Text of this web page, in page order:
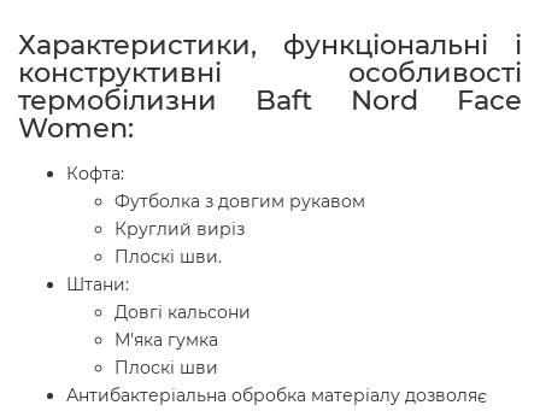
Характеристики, функціональні і
конструктивні особливості
термобілизни Baft Nord Face
Women:
Кофта:
Футболка з довгим рукавом
Круглий виріз
Плоскі шви.
Штани:
Довгі кальсони
М'яка гумка
Плоскі шви
Антибактеріальна обробка матеріалу дозволяє